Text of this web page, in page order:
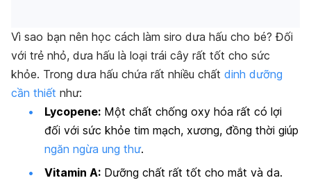
Vì sao bạn nên học cách làm siro dưa hấu cho bé?Đối
với trẻ nhỏ, dưa hấu là loại trái cây rất tốt cho sức
khỏe. Trong dưa hấu chứa rất nhiều chất dinh dưỡng
cần thiết như:
Lycopene: Một chất chống oxy hóa rất có lợi
đối với sức khỏe tim mạch, xương, đồng thời giúp
ngăn ngừa ung thư.
Vitamin A: Dưỡng chất rất tốt cho mắt và da.